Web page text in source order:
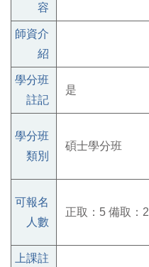
容
師資介
紹
學分班
註記
是
學分班
類別
碩士學分班
可報名
人數
正取：5 備取：2
上課註